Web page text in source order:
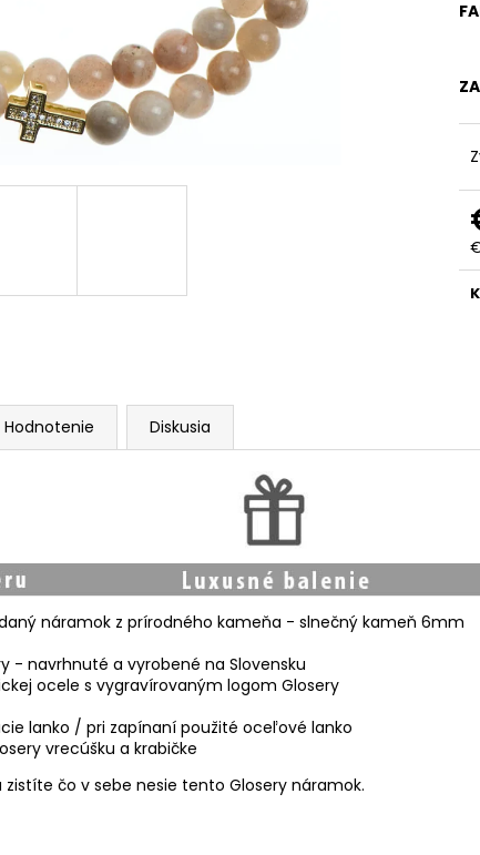
Hodnotenie Diskusia
náramok z prírodného kameňa - slnečný kameň 6mm
- navrhnuté a vyrobené na Slovensku
ocele s vygravírovaným logom Glosery
lanko / pri zapínaní použité oceľové lanko
vrecúšku a krabičke
čo v sebe nesie tento Glosery náramok.